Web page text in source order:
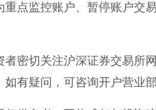
重点监控账户、暂停账户交
者密切关注沪深证券交易所
如有疑问，可咨询开户营业